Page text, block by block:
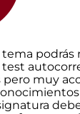
podrás
muy